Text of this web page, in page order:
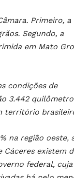
Primeiro, a
Segundo, a
em Mato
condições de
3.442
território
na região oeste,
existem
federal, cuja